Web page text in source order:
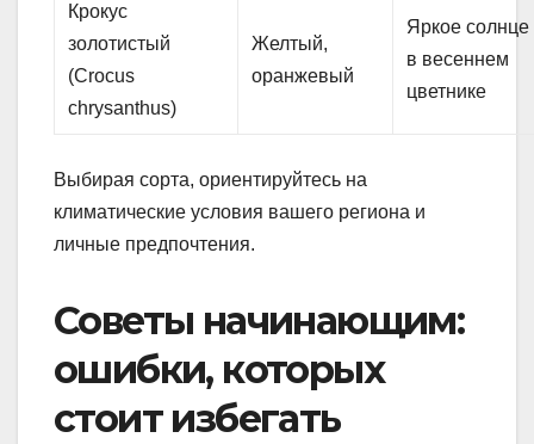
Крокус
золотистый
(Crocus
chrysanthus)
Желтый,
оранжевый
Яркое солнце
в весеннем
цветнике
Выбирая сорта, ориентируйтесь на
климатические условия вашего региона и
личные предпочтения.
Советы начинающим:
ошибки, которых
стоит избегать